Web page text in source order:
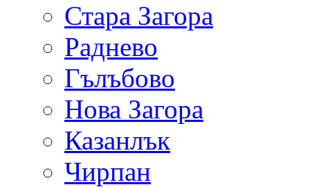
Стара Загора
Раднево
Гълъбово
Нова Загора
Казанлък
Чирпан